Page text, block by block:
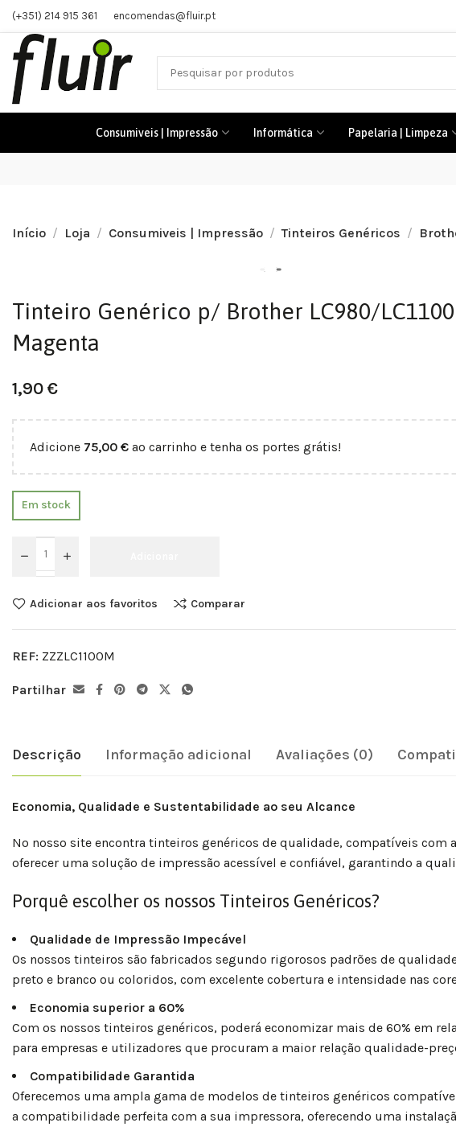
(+351) 214 915 361 encomendas@fluir.pt
Consumiveis | Impressão Informática Papelaria | Limpeza
Início Loja Consumiveis | Impressão Tinteiros Genéricos
Tinteiro Genérico p/ Brother LC980/LC1100
Magenta
1,90€
Adicione 75,00 € ao carrinho e tenha os portes grátis!
Em stock
Adicionar aos favoritos Comparar
REF: ZZZLC1100M
Partilhar
Descrição Informação adicional Avaliações (0)
Economia, Qualidade e Sustentabilidade ao seu Alcance
No nosso site encontra tinteiros genéricos de qualidade, compatíveis com
oferecer uma solução de impressão acessível e confiável, garantindo a
Porquê escolher os nossos Tinteiros Genéricos?
Qualidade de Impressão Impecável
Os nossos tinteiros são fabricados segundo rigorosos padrões de
preto e branco ou coloridos, com excelente cobertura e intensidade nas
Economia superior a 60%
Com os nossos tinteiros genéricos, poderá economizar mais de 60% em
para empresas e utilizadores que procuram a maior relação qualidade-
Compatibilidade Garantida
Oferecemos uma ampla gama de modelos de tinteiros genéricos
a compatibilidade perfeita com a sua impressora, oferecendo uma